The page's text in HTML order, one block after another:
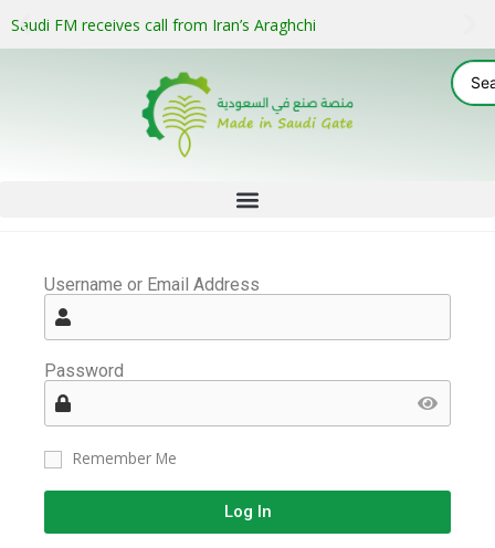
Saudi FM receives call from Iran’s Araghchi
Username or Email Address
Password
Remember Me
Log In